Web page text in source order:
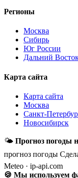
Регионы
Москва
Сибирь
Юг России
Дальний
Карта сайта
Карта сайта
Москва
Санкт-
Новосибирск
🌤 Прогноз погоды
прогноз погоды
Meteo · ip-api.com
🍪 Мы используем